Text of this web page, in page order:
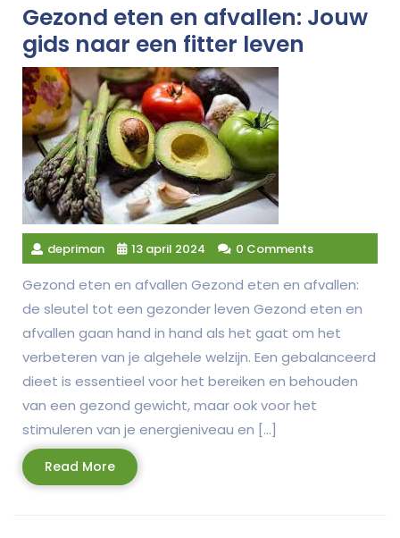
Gezond eten en afvallen: Jouw
gids naar een fitter leven
depriman 13 april 2024 0 Comments
Gezond eten en afvallen Gezond eten en afvallen:
de sleutel tot een gezonder leven Gezond eten en
afvallen gaan hand in hand als het gaat om het
verbeteren van je algehele welzijn. Een gebalanceerd
dieet is essentieel voor het bereiken en behouden
van een gezond gewicht, maar ook voor het
stimuleren van je energieniveau en […]
Read MoreRead
More